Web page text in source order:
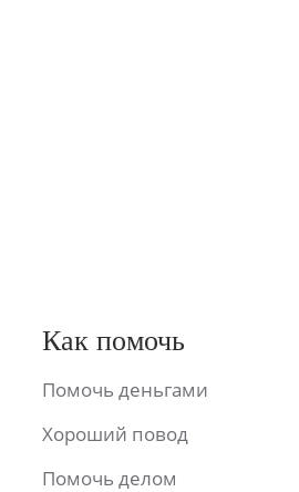
Как помочь
Помочь деньгами
Хороший повод
Помочь делом